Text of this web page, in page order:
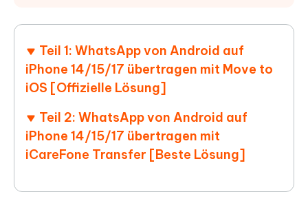
Teil 1: WhatsApp von Android auf
iPhone 14/15/17 übertragen mit Move to
iOS [Offizielle Lösung]
Teil 2: WhatsApp von Android auf
iPhone 14/15/17 übertragen mit
iCareFone Transfer [Beste Lösung]